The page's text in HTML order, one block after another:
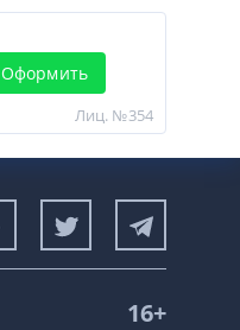
Оформить
Лиц. №354
16+